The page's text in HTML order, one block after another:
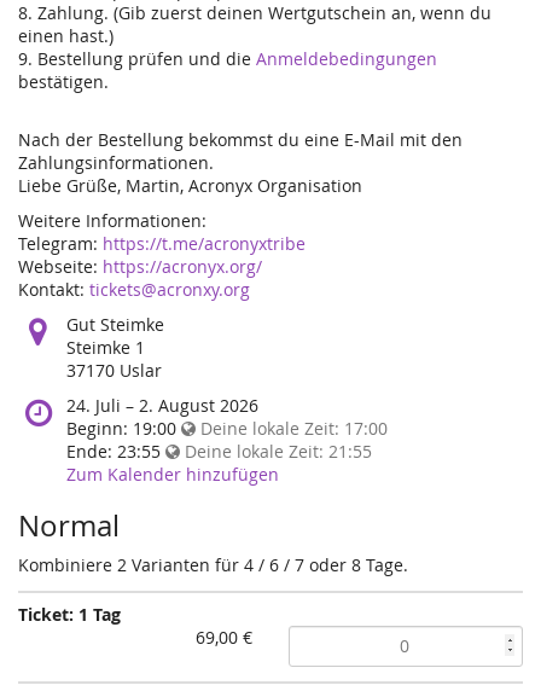
8. Zahlung. (Gib zuerst deinen Wertgutschein an, wenn du
einen hast.)
9. Bestellung prüfen und die Anmeldebedingungen
bestätigen.
Nach der Bestellung bekommst du eine E-Mail mit den
Zahlungsinformationen.
Liebe Grüße, Martin, Acronyx Organisation
Weitere Informationen:
Telegram: https://t.me/acronyxtribe
Webseite: https://acronyx.org/
Kontakt: tickets@acronxy.org
Wo
findet
diese
statt?
Gut Steimke
Steimke 1
37170 Uslar
Wann
findet
diese
Veranstaltung
24. Juli – 2. August 2026
Beginn: 19:00 Deine lokale Zeit: 17:00
Ende: 23:55 Deine lokale Zeit: 21:55
Zum Kalender hinzufügen
Normal
Kombiniere 2 Varianten für 4 / 6 / 7 oder 8 Tage.
Ticket: 1 Tag
69,00 €